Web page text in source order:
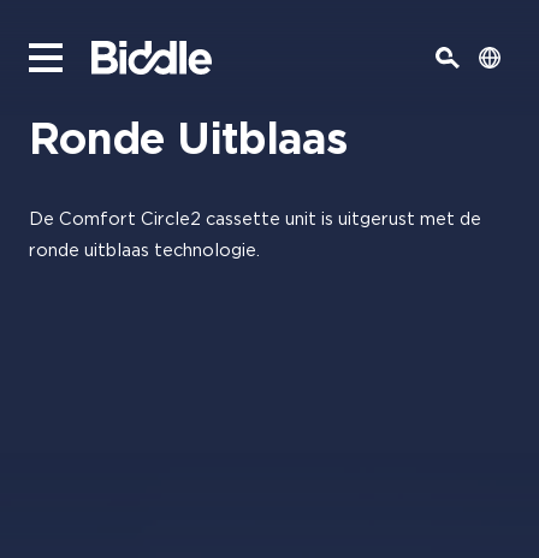
Ronde Uitblaas
De Comfort Circle2 cassette unit is uitgerust met de
ronde uitblaas technologie.